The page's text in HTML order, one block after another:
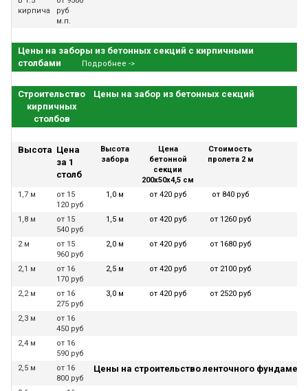
кирпича
руб
м.п.
Цены на заборы из бетонных секций с кирпичными
столбами
Подробнее ->
Строительство
кирпичных
столбов
Цены на забор из бетонных секций
Высота Цена
за 1
столб
Высота
забора
Цена
бетонной
секции
200х50х4,5 см
Стоимость
пролета 2 м
1,7 м
от 15
120 руб
1,0 м от 420 руб от 840 руб
1,8 м
от 15
540 руб
1,5 м от 420 руб от 1260 руб
2 м
от 15
960 руб
2,0 м от 420 руб от 1680 руб
2,1 м
от 16
170 руб
2,5 м от 420 руб от 2100 руб
2,2 м
от 16
275 руб
3,0 м от 420 руб от 2520 руб
2,3 м
от 16
450 руб
2,4 м
от 16
590 руб
2,5 м
от 16
800 руб
Цены на строительство ленточного